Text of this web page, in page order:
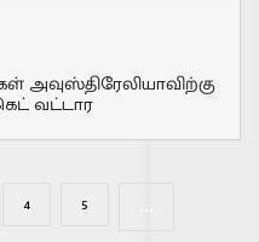
அவுஸ்திரேலியாவிற்கு
வட்டார
4 5